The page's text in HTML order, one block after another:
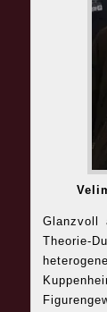
Glanzvoll
Theorie-